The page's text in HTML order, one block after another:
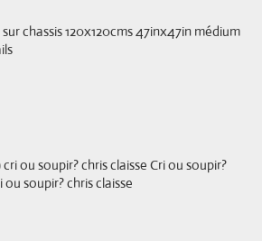
chassis 120x120cms 47inx47in médium
ou soupir? chris claisse Cri ou soupir?
soupir? chris claisse